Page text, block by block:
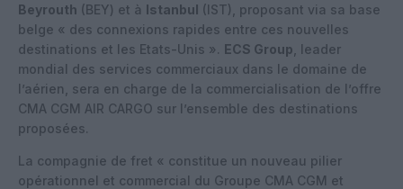
Beyrouth (BEY) et à Istanbul (IST), proposant via sa base
belge « des connexions rapides entre ces nouvelles
destinations et les Etats-Unis ». ECS Group , leader
mondial des services commerciaux dans le domaine de
l’aérien, sera en charge de la commercialisation de l’offre
CMA CGM AIR CARGO sur l’ensemble des destinations
proposées.
La compagnie de fret « constitue un nouveau pilier
opérationnel et commercial du Groupe CMA CGM et